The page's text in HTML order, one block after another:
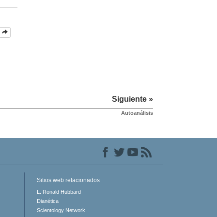
Siguiente »
Autoanálisis
Sitios web relacionados
L. Ronald Hubbard
Dianética
Scientology Network